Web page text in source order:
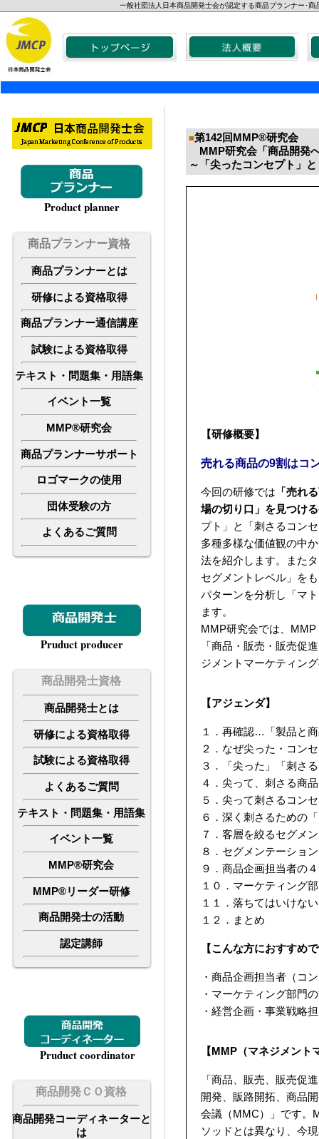
一般社団法人日本商品開発士会が認定する商品プランナー･
Product planner
商品プランナー資格
商品プランナーとは
研修による資格取得
商品プランナー通信講座
試験による資格取得
テキスト・問題集・用語集
イベント一覧
MMP®研究会
商品プランナーサポート
ロゴマークの使用
団体受験の方
よくあるご質問
Pruduct producer
商品開発士資格
商品開発士とは
研修による資格取得
試験による資格取得
よくあるご質問
テキスト・問題集・用語集
イベント一覧
MMP®研究会
MMP®リーダー研修
商品開発士の活動
認定講師
Pruduct coordinator
商品開発ＣＯ資格
商品開発コーディネーターと
は
■第142回MMP®研究会
MMP研究会「商品開発
～「尖ったコンセプト」
【研修概要】
売れる商品の9割はコ
今回の研修では 「売れ
場の切り口」を見つけ
プト」と「刺さるコン
多種多様な価値観の中
法を紹介します。また
セグメントレベル」を
パターンを分析し「マ
ます。
MMP研究会では、
「商品・販売・販売促
ジメントマーケティン
【アジェンダ】
１．再確認…「製品と
２．なぜ尖った・コン
３．「尖った」「刺さ
４．尖って、刺さる商
５．尖って刺さるコン
６．深く刺さるための
７．客層を絞るセグメ
８．セグメンテーショ
９．商品企画担当者の
１０．マーケティング
１１．落ちてはいけな
１２．まとめ
【こんな方におすすめ
・商品企画担当者（コ
・マーケティング部門
・経営企画・事業戦略
【MMP（マネジメン
「商品、販売、販売促
開発、販路開拓、商品
会議（MMC）」です。
ソッドとは異なり、今